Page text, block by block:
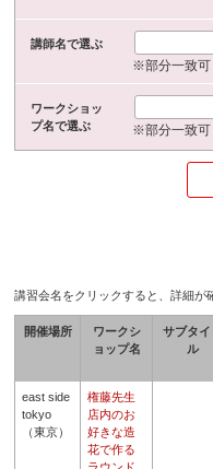
講師名で選ぶ
※部分一致可
ワークショッ
プ名で選ぶ
※部分一致可
講習会名をクリックすると、詳細が
開催場所
ワークシ
ョップ名
サブタイ
ル
east side
tokyo
（東京）
権藤先生
店内のお
好きな造
花で作る